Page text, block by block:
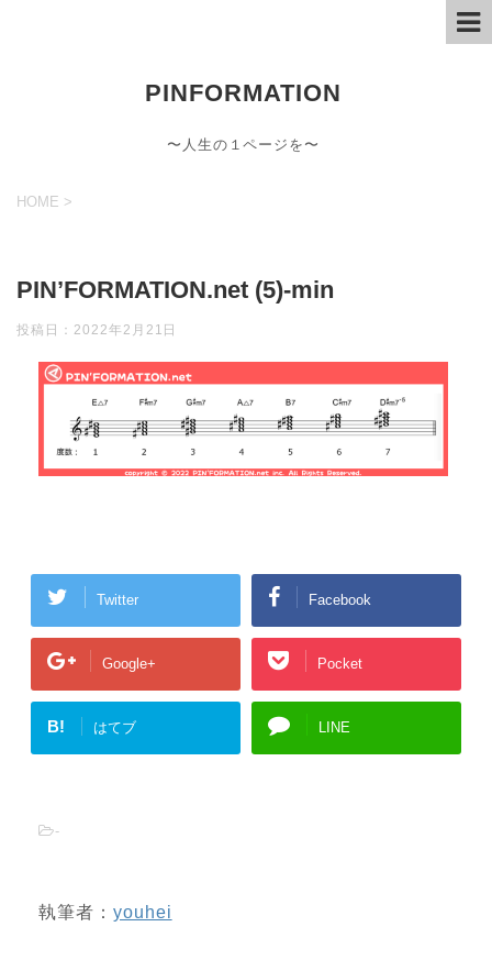
PINFORMATION
〜人生の１ページを〜
HOME >
PIN’FORMATION.net (5)-min
投稿日： 2022年2月21日
Twitter Facebook
Google+ Pocket
B! はてブ LINE
-
執筆者： youhei